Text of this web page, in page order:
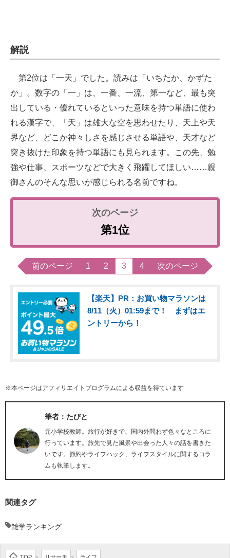
解説
第2位は「一天」でした。読みは「いちたか、かずた
か」。数字の「一」は、一番、一流、第一など、最も突
出している・優れているといった意味を持つ単語に使わ
れる漢字で、「天」は雄大な空を思わせたり、天上や天
界など、どこか神々しさを感じさせる単語や、天才など
突き抜けた印象を持つ単語にも見られます。この先、勉
強や仕事、スポーツなどで大きく飛躍してほしい……親
御さんのそんな思いが感じられる名前ですね。
第1位
前のページ 1 2 3 4 次のページ
【楽天】PR：お買い物マラソンは
8/11（火）01:59まで！ まずはエ
ントリーから！
※本ページはアフィリエイトプログラムによる収益を得ています
筆者：たびと
元小学校教師。旅行が好きで、国内外問わず色々なところに
行っています。旅先で見た風景や出会った人々の話を書きた
いです。節約やライフハック、ライフスタイルに関するコラ
ムも執筆します。
関連タグ
雑学ランキング